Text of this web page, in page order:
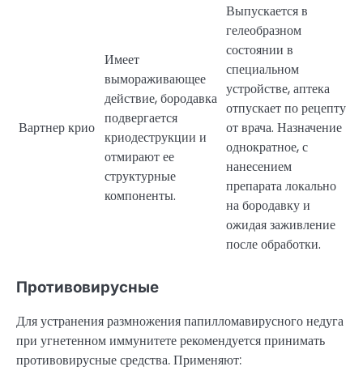
Вартнер крио
Имеет
вымораживающее
действие, бородавка
подвергается
криодеструкции и
отмирают ее
структурные
компоненты.
Выпускается в
гелеобразном
состоянии в
специальном
устройстве, аптека
отпускает по рецепту
от врача. Назначение
однократное, с
нанесением
препарата локально
на бородавку и
ожидая заживление
после обработки.
Противовирусные
Для устранения размножения папилломавирусного недуга
при угнетенном иммунитете рекомендуется принимать
противовирусные средства. Применяют: